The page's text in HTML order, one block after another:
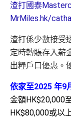
渣打國泰
MrMiles.hk/
渣打係少數接受
定時轉賬存入薪
出糧戶口優惠。
依家至2025 年9
金額HK$20,000
HK$80,000或以